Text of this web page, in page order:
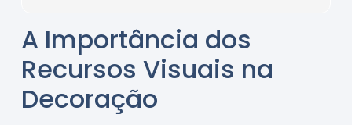
A Importância dos
Recursos Visuais na
Decoração